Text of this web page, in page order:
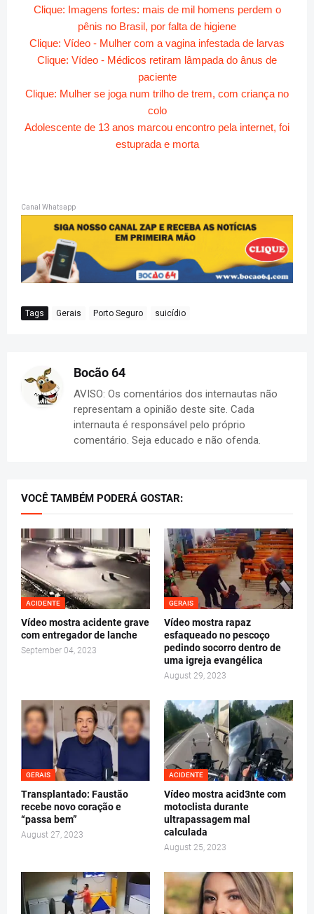
Clique: Imagens fortes: mais de mil homens perdem o
pênis no Brasil, por falta de higiene
Clique: Vídeo - Mulher com a vagina infestada de larvas
Clique: Vídeo - Médicos retiram lâmpada do ânus de
paciente
Clique: Mulher se joga num trilho de trem, com criança no
colo
Adolescente de 13 anos marcou encontro pela internet, foi
estuprada e morta
Canal Whatsapp
Tags Gerais Porto Seguro suicídio
Bocão 64
AVISO: Os comentários dos internautas não
representam a opinião deste site. Cada
internauta é responsável pelo próprio
comentário. Seja educado e não ofenda.
VOCÊ TAMBÉM PODERÁ GOSTAR:
ACIDENTE
Vídeo mostra acidente grave
com entregador de lanche
September 04, 2023
GERAIS
Vídeo mostra rapaz
esfaqueado no pescoço
pedindo socorro dentro de
uma igreja evangélica
August 29, 2023
GERAIS
Transplantado: Faustão
recebe novo coração e
“passa bem”
August 27, 2023
ACIDENTE
Vídeo mostra acid3nte com
motoclista durante
ultrapassagem mal
calculada
August 25, 2023